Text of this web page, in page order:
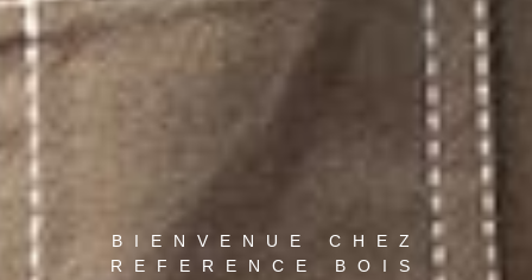
BIENVENUE CHEZ
REFERENCE BOIS